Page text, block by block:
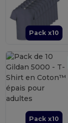
Pack x10
Pack x10